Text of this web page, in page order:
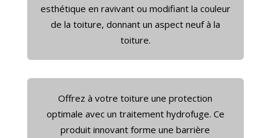
esthétique en ravivant ou modifiant la couleur
de la toiture, donnant un aspect neuf à la
toiture.
Offrez à votre toiture une protection
optimale avec un traitement hydrofuge. Ce
produit innovant forme une barrière